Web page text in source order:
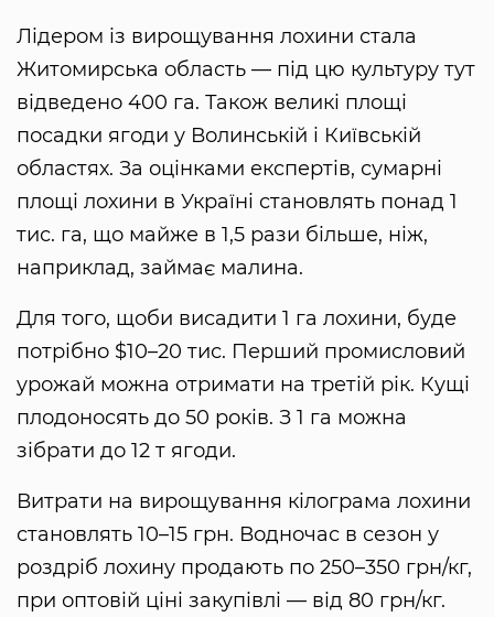
Лідером із вирощування лохини стала
Житомирська область — під цю культуру тут
відведено 400 га. Також великі площі
посадки ягоди у Волинській і Київській
областях. За оцінками експертів, сумарні
площі лохини в Україні становлять понад 1
тис. га, що майже в 1,5 рази більше, ніж,
наприклад, займає малина.
Для того, щоби висадити 1 га лохини, буде
потрібно $10–20 тис. Перший промисловий
урожай можна отримати на третій рік. Кущі
плодоносять до 50 років. З 1 га можна
зібрати до 12 т ягоди.
Витрати на вирощування кілограма лохини
становлять 10–15 грн. Водночас в сезон у
роздріб лохину продають по 250–350 грн/кг,
при оптовій ціні закупівлі — від 80 грн/кг.